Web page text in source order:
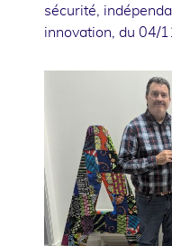
sécurité,
innovation, du 04/